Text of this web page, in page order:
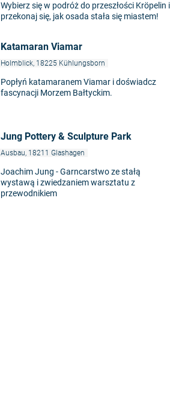
Wybierz się w podróż do przeszłości Kröpelin i
przekonaj się, jak osada stała się miastem!
Katamaran Viamar
Holmblick, 18225 Kühlungsborn
Popłyń katamaranem Viamar i doświadcz
fascynacji Morzem Bałtyckim.
Jung Pottery & Sculpture Park
Ausbau, 18211 Glashagen
Joachim Jung - Garncarstwo ze stałą
wystawą i zwiedzaniem warsztatu z
przewodnikiem